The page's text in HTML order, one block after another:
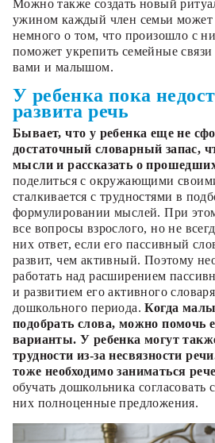
Можно также создать новый
ужином каждый член семьи может
немного о том, что произошло с
поможет укрепить семейные
вами и малышом.
У ребенка пока
развита речь
Бывает, что у ребенка еще не
достаточный словарный запас,
мысли и рассказать о
поделиться с окружающими
сталкивается с трудностями в
формулировании мыслей. При
все вопросы взрослого, но не
них ответ, если его пассивный
развит, чем активный. Поэтому
работать над расширением
и развитием его активного
дошкольного периода.Когда
подобрать слова, можно помочь
варианты. У ребенка могут
трудности из-за несвязности
тоже необходимо заниматься
обучать дошкольника согласовать
них полноценные предложения.